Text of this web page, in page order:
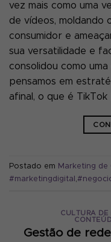
vez mais como uma
de vídeos, moldando
consumidor e
sua versatilidade e
consolidou como
pensamos em
afinal, o que é TikTok
Postado em Marketing de
#marketingdigital ,
CULTURA DE
Gestão de